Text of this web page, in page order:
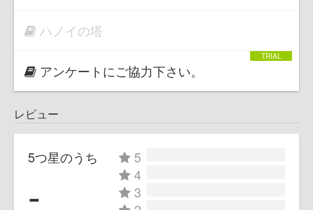
ハノイの塔
アンケートにご協力下さい。
レビュー
5つ星のうち
-
5
4
3